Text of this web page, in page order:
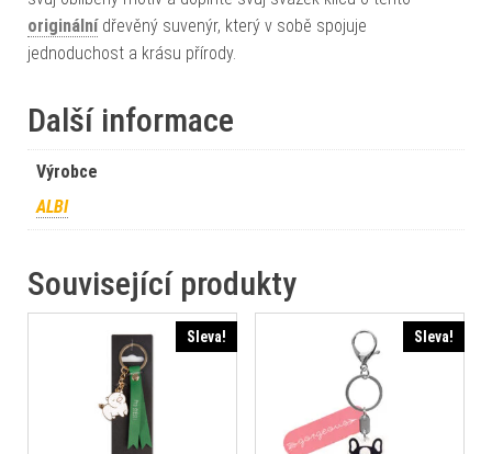
originálnídřevěný suvenýr, který v sobě spojuje
jednoduchost a krásu přírody.
Další informace
Výrobce
ALBI
Související produkty
Sleva! Sleva!